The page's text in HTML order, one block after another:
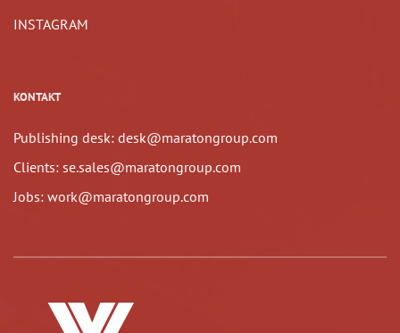
INSTAGRAM
KONTAKT
Publishing desk: desk@maratongroup.com
Clients: se.sales@maratongroup.com
Jobs: work@maratongroup.com